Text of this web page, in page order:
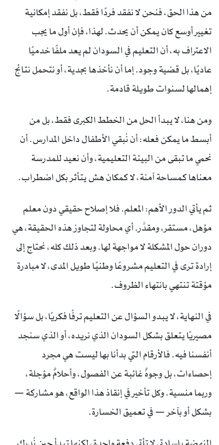
من هذا الحق، فنحن لا نفقد فردًا فقط، بل نفقد إمكانية
تغيير أوسع كان يمكن أن يحدث. لهذا، فإن أول ما يجب
الاعتراف به، أن التعليم في السودان لم يعد ملفًا خدميًا
عاديًا، بل قضية وجود. إما أن نأخذها بجدية، أو نتحمل نتائج
إهمالها لسنوات طويلة قادمة.
ومن هنا، لا يبدأ الحل من الخطط الكبرى فقط، بل من
أبسط ما يمكن فعله: أن نُبقي الأطفال داخل المدارس. أن
نحمي ما تبقى من البيئة التعليمية، وأن نعيد للمدرسة
معناها كمساحة آمنة، لا كمكان هش يتأثر بكل اضطراب.
ثم يأتي الدور الأهم: المعلم. فلا إصلاح حقيقي دون معلم
مؤهل، مستقر، ومقدَّر. أي محاولة لتجاوز هذه الحقيقة، هي
دوران حول المشكلة لا مواجهة لها. وبعد ذلك كله، نحتاج إلى
إرادة ترى في التعليم مشروعًا وطنيًا طويل المدى، لا مبادرة
مؤقتة تنتهي بانتهاء الظروف.
في النهاية، لا يبدو السؤال عن التعليم ترفًا فكريًا، بل سؤالًا
مصيريًا يتعلق بشكل السودان الذي نريده، أو الذي سنجد
أنفسنا فيه. فالأرقام التي بدأنا بها ليست هي مجرد
إحصاءات، بل وجوهٌ غائبة عن الفصول، وأحلامٌ مؤجلة،
وربما منسية. وكل تأخير في إنقاذ هذا الواقع، هو مشاركة —
بشكل أو بآخر — في تعميق الخسارة.